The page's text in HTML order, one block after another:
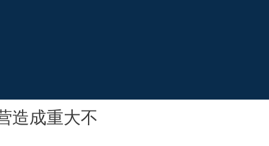
造成重大不